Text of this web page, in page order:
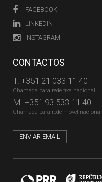
FACEBOOK
LINKEDIN
INSTAGRAM
CONTACTOS
T. +351 21 033 11 40
Chamada para rede fixa nacional
M. +351 93 533 11 40
Chamada para rede móvel nacional
ENVIAR EMAIL